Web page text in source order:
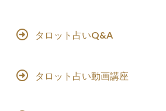
タロット占いQ&A
タロット占い動画講座